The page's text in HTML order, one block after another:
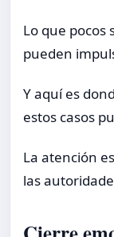
Lo que pocos
pueden
Y aquí es
estos casos
La atención
las